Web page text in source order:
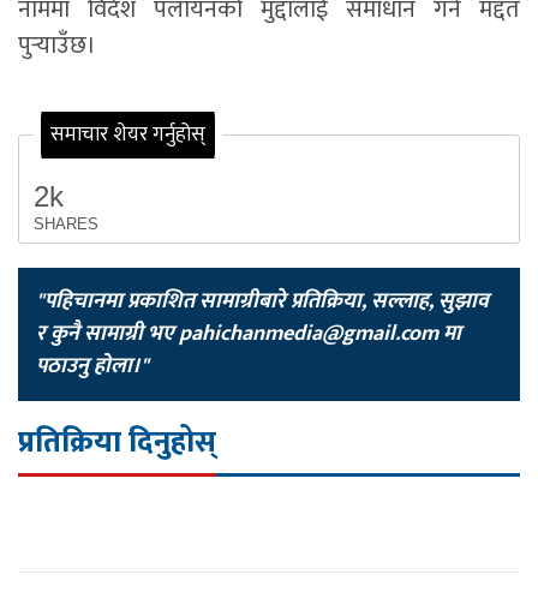
नाममा विदेश पलायनको मुद्दालाई समाधान गर्न मद्दत
पुर्‍याउँछ।
समाचार शेयर गर्नुहोस्
2k
SHARES
"पहिचानमा प्रकाशित सामाग्रीबारे प्रतिक्रिया, सल्लाह, सुझाव
र कुनै सामाग्री भएpahichanmedia@gmail.comमा
पठाउनु होला।"
प्रतिक्रिया दिनुहोस्